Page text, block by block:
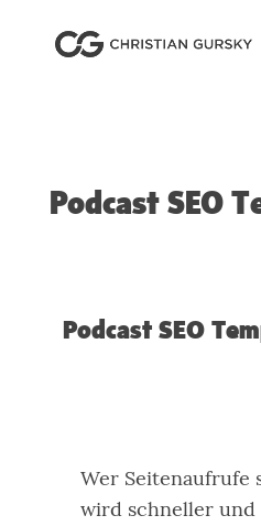
Podcast SEO
Podcast SEO
Wer Seitenaufrufe
wird schneller